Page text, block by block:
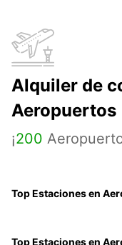
Alquiler de
Aeropuertos
¡200
Top Estaciones en
Top Estaciones en